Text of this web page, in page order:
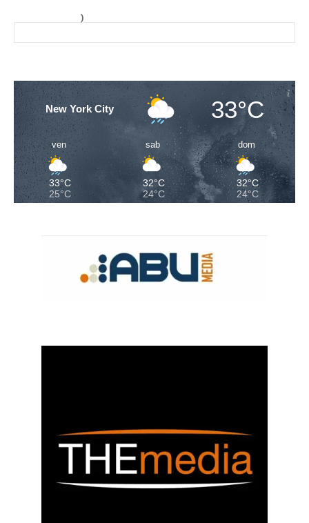
)
New York City 33°C
ven
33°C
25°C
sab
32°C
24°C
dom
32°C
24°C